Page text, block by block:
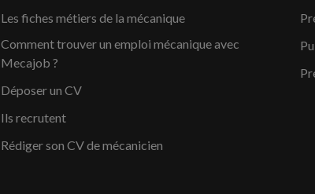
Les fiches métiers de la mécanique
Comment trouver un emploi mécanique avec
Mecajob ?
Déposer un CV
Ils recrutent
Rédiger son CV de mécanicien